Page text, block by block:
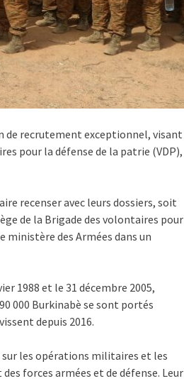
de recrutement exceptionnel, visant
pour la défense de la patrie (VDP),
recenser avec leurs dossiers, soit
de la Brigade des volontaires pour
ministère des Armées dans un
1988 et le 31 décembre 2005,
000 Burkinabè se sont portés
depuis 2016.
les opérations militaires et les
forces armées et de défense. Leur